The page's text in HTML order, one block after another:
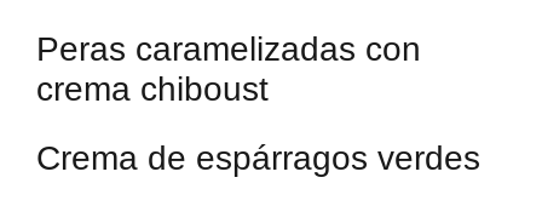
Peras caramelizadas con
crema chiboust
Crema de espárragos verdes